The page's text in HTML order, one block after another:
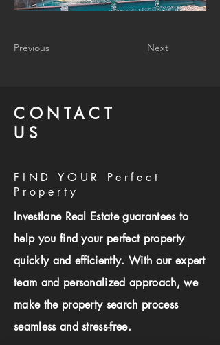
Previous Next
CONTACT
US
FIND YOUR Perfect
Property
Investlane Real Estate guarantees to
help you find your perfect property
quickly and efficiently. With our expert
team and personalized approach, we
make the property search process
seamless and stress-free.